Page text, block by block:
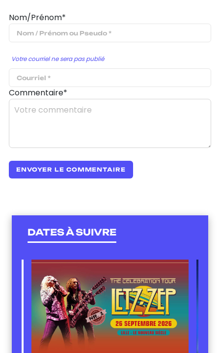
Nom/Prénom*
Votre courriel ne sera pas publié
Commentaire*
DATES À SUIVRE